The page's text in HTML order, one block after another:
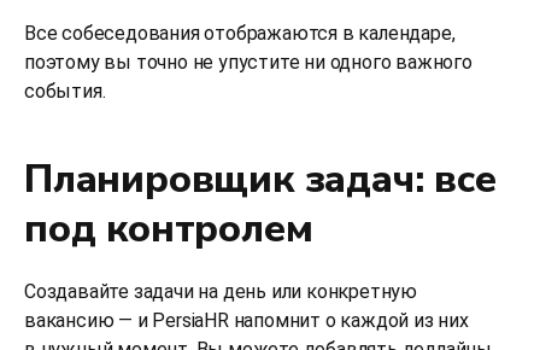
Все собеседования отображаются в календаре,
поэтому вы точно не упустите ни одного важного
события.
Планировщик задач: все
под контролем
Создавайте задачи на день или конкретную
вакансию — и PersiaHR напомнит о каждой из них